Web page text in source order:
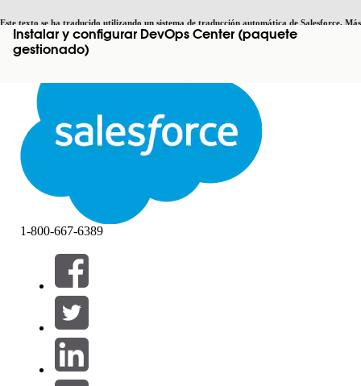
Este texto se ha traducido utilizando un sistema de traducción automática de Salesforce. Más
informaciónaquí. Cambiar a inglés Ahora no
Cerrar Cerrar
Instalar y configurar DevOps Center (paquete
gestionado)
Filtros (0)
SELECCIONAR FILTROS
Área de productos
1-800-667-6389